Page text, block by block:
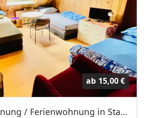
ab 15,00 €
Monteurwohnung / Ferienwohnung in Stadtnähe 12km Mü-Zentrum